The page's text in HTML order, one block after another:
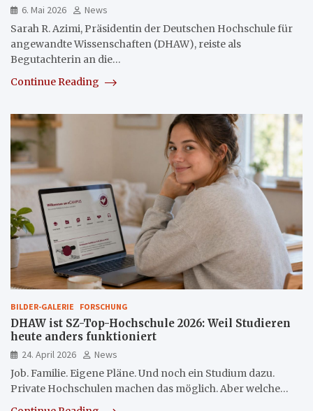
6. Mai 2026
News
Sarah R. Azimi, Präsidentin der Deutschen Hochschule für
angewandte Wissenschaften (DHAW), reiste als
Begutachterin an die…
Continue Reading
BILDER-GALERIE FORSCHUNG
DHAW ist SZ-Top-Hochschule 2026: Weil Studieren
heute anders funktioniert
24. April 2026
News
Job. Familie. Eigene Pläne. Und noch ein Studium dazu.
Private Hochschulen machen das möglich. Aber welche…